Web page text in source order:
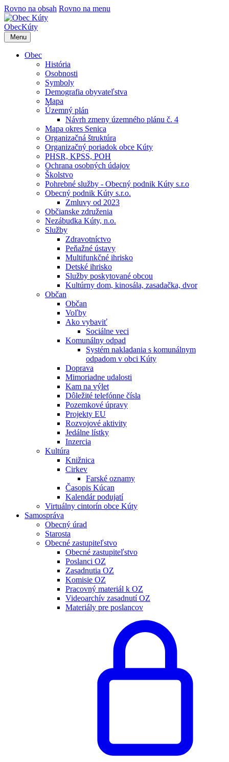
Rovno na obsah Rovno na menu
ObecKúty
Menu
Obec
História
Osobnosti
Symboly
Demografia obyvateľstva
Mapa
Územný plán
Návrh zmeny územného plánu č. 4
Mapa okres Senica
Organizačná štruktúra
Organizačný poriadok obce Kúty
PHSR, KPSS, POH
Ochrana osobných údajov
Školstvo
Pohrebné služby - Obecný podnik Kúty s.r.o
Obecný podnik Kúty s.r.o.
Zmluvy od 2023
Občianske združenia
Nezábudka Kúty, n.o.
Služby
Zdravotníctvo
Peňažné ústavy
Multifunkčné ihrisko
Detské ihrisko
Služby poskytované obcou
Kultúrny dom, kinosála, zasadačka, dvor
Občan
Občan
Voľby
Ako vybaviť
Sociálne veci
Komunálny odpad
Systém nakladania s komunálnym
odpadom v obci Kúty
Doprava
Mimoriadne udalosti
Kam na výlet
Dôležité telefónne čísla
Pozemkové úpravy
Projekty EU
Rozvojové aktivity
Jedálne lístky
Inzercia
Kultúra
Knižnica
Cirkev
Farské oznamy
Časopis Kúcan
Kalendár podujatí
Virtuálny cintorín obce Kúty
Samospráva
Obecný úrad
Starosta
Obecné zastupiteľstvo
Obecné zastupiteľstvo
Poslanci OZ
Zasadnutia OZ
Komisie OZ
Pracovný materiál k OZ
Videoarchív zasadnutí OZ
Materiály pre poslancov